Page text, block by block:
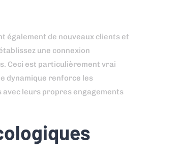
également de nouveaux clients et
une connexion
Ceci est particulièrement vrai
dynamique renforce les
leurs propres engagements